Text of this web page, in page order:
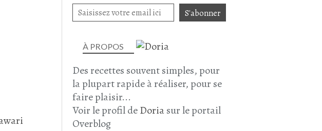
À PROPOS
Des recettes souvent simples, pour
la plupart rapide à réaliser, pour se
faire plaisir...
Voir le profil deDoriasur le portail
Overblog